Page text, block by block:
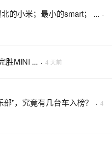
的小米；最小的smart； ... ·
胜MINI ... · 4 天前
”，究竟有几台车入榜？ · 4